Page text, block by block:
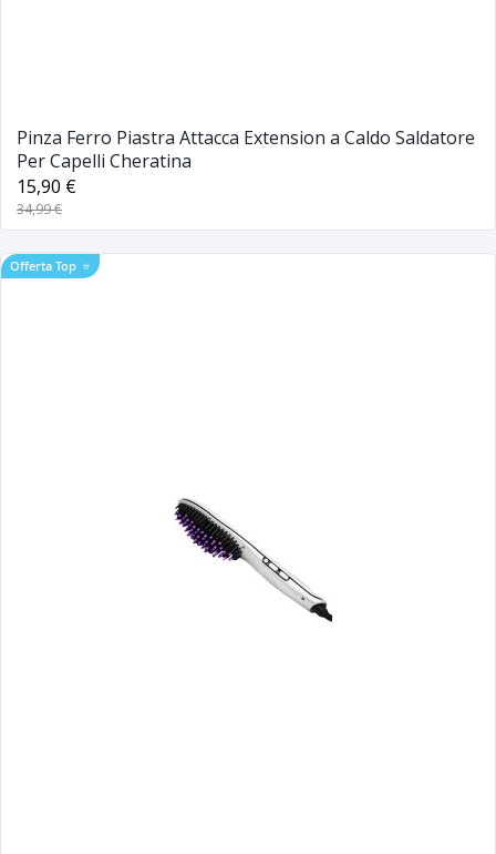
Pinza Ferro Piastra Attacca Extension a Caldo Saldatore
Per Capelli Cheratina
15,90 €
34,99 €
Offerta Top ⭐